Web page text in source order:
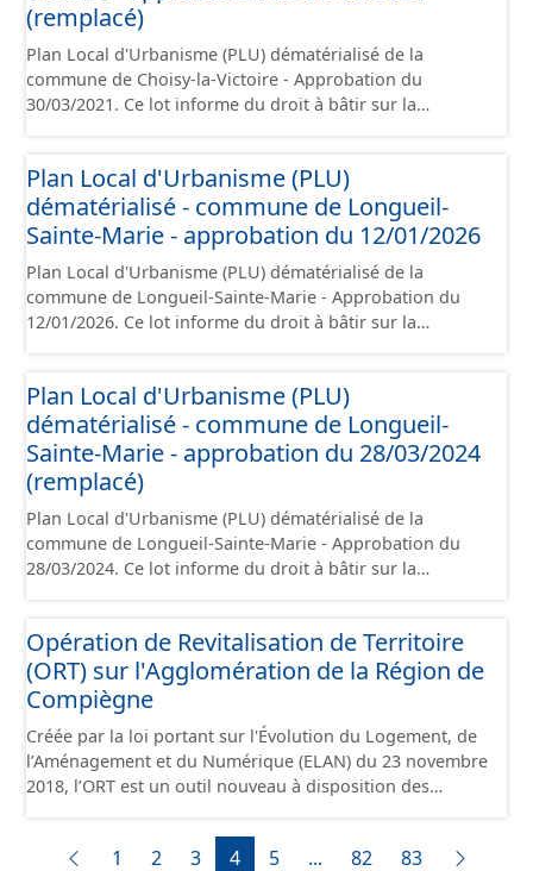
géographiques. Malgré l'attention portée à la création
de ces données, il est rappelé que seuls les documents
papier font foi et sont opposables d'un point de vue
juridique.
(remplacé)
Plan Local d'Urbanisme (PLU) dématérialisé de la
commune de Choisy-la-Victoire - Approbation du
30/03/2021. Ce lot informe du droit à bâtir sur la
du CNIG et contient les pièces administratives, le rapport
de présentation, le PADD, le règlement, les annexes, les
orientations d'aménagement et les données
de ces données, il est rappelé que seuls les documents
papier font foi et sont opposables d'un point de vue
juridique.
Plan Local d'Urbanisme (PLU)
dématérialisé - commune de Longueil-
Sainte-Marie - approbation du 12/01/2026
Plan Local d'Urbanisme (PLU) dématérialisé de la
commune de Longueil-Sainte-Marie - Approbation du
12/01/2026. Ce lot informe du droit à bâtir sur la
prescriptions nationales du CNIG et contient les pièces
administratives, le rapport de présentation, le PADD, le
règlement, les annexes, les orientations d'aménagement
et les données géographiques. Malgré l'attention portée
à la création de ces données, il est rappelé que seuls les
documents papier font foi et sont opposables d'un point
de vue juridique.
Plan Local d'Urbanisme (PLU)
dématérialisé - commune de Longueil-
Sainte-Marie - approbation du 28/03/2024
(remplacé)
Plan Local d'Urbanisme (PLU) dématérialisé de la
commune de Longueil-Sainte-Marie - Approbation du
28/03/2024. Ce lot informe du droit à bâtir sur la
prescriptions nationales du CNIG et contient les pièces
administratives, le rapport de présentation, le PADD, le
règlement, les annexes, les orientations d'aménagement
et les données géographiques. Malgré l'attention portée
à la création de ces données, il est rappelé que seuls les
documents papier font foi et sont opposables d'un point
de vue juridique.
Opération de Revitalisation de Territoire
(ORT) sur l'Agglomération de la Région de
Compiègne
Créée par la loi portant sur l'Évolution du Logement, de
l’Aménagement et du Numérique (ELAN) du 23 novembre
2018, l’ORT est un outil nouveau à disposition des
projet de territoire dans les domaines urbain,
économique et social, pour lutter prioritairement contre
1 2 3 4 5 ... 82 83